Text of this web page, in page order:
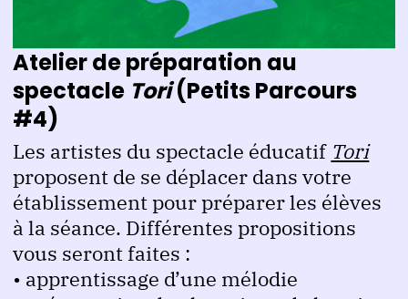
Atelier de préparation au
spectacle Tori(Petits Parcours
#4)
Les artistes du spectacle éducatif Tori
proposent de se déplacer dans votre
établissement pour préparer les élèves
à la séance. Différentes propositions
vous seront faites :
• apprentissage d’une mélodie